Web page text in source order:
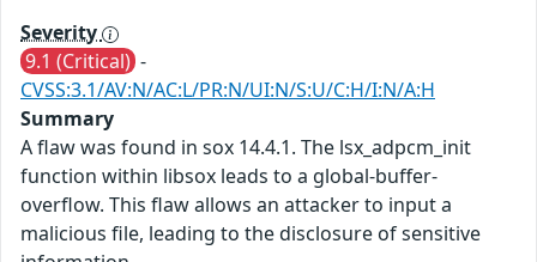
Severity
9.1 (Critical) -
CVSS:3.1/AV:N/AC:L/PR:N/UI:N/S:U/C:H/I:N/A:H
Summary
A flaw was found in sox 14.4.1. The lsx_adpcm_init
function within libsox leads to a global-buffer-
overflow. This flaw allows an attacker to input a
malicious file, leading to the disclosure of sensitive